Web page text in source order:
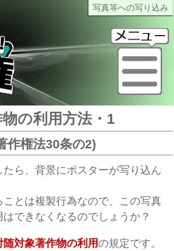
写真等への写り込み
これだけ知っとけ著作権
の利用方法・1
作権法30条の2)
ら、背景にポスターが写り込ん
とは複製行為なので、この写真
できなくなるのでしょうか？
随対象著作物の利用の規定です。